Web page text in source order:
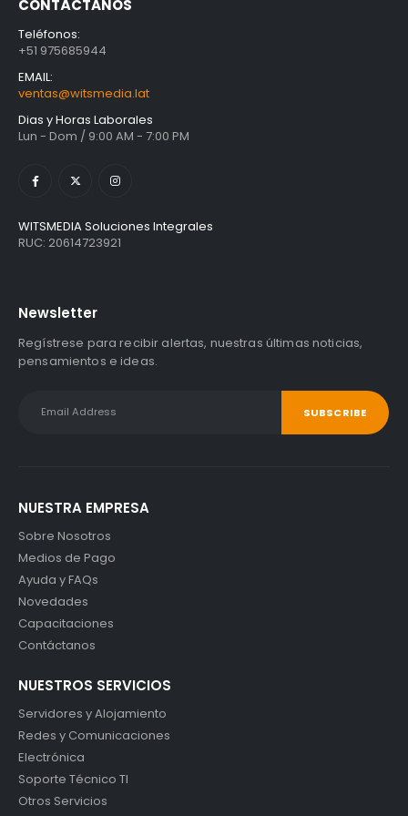
CONTÁCTANOS
Teléfonos:
+51 975685944
EMAIL:
ventas@witsmedia.lat
Dias y Horas Laborales
Lun - Dom / 9:00 AM - 7:00 PM
WITSMEDIA Soluciones Integrales
RUC: 20614723921
Newsletter
Regístrese para recibir alertas, nuestras últimas noticias,
pensamientos e ideas.
NUESTRA EMPRESA
Sobre Nosotros
Medios de Pago
Ayuda y FAQs
Novedades
Capacitaciones
Contáctanos
NUESTROS SERVICIOS
Servidores y Alojamiento
Redes y Comunicaciones
Electrónica
Soporte Técnico TI
Otros Servicios